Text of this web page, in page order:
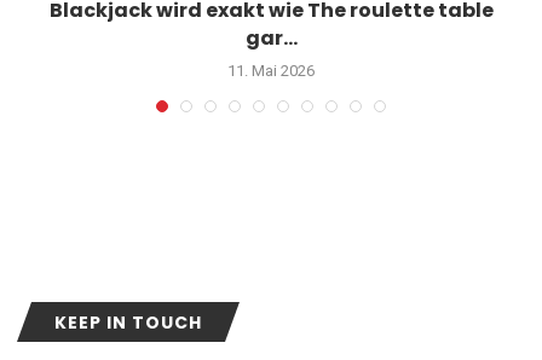
Blackjack wird exakt wie The roulette table
gar...
11. Mai 2026
KEEP IN TOUCH